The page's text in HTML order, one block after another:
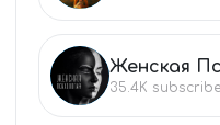
ЖЕ Женская
35.4K